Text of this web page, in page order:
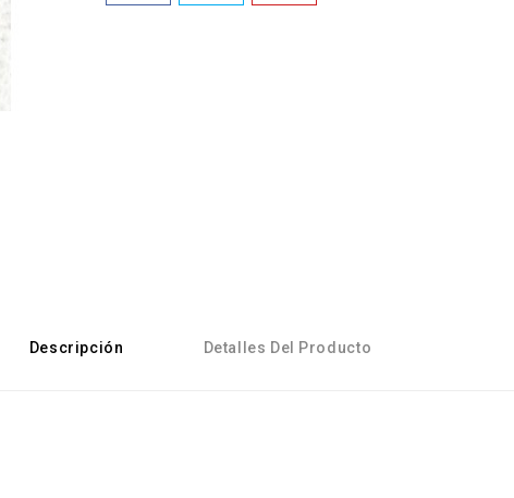
Descripción Detalles Del Producto